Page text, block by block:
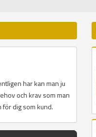
har kan man ju
och krav som man
dig som kund.